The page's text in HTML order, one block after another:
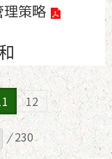
策略
12
/ 230